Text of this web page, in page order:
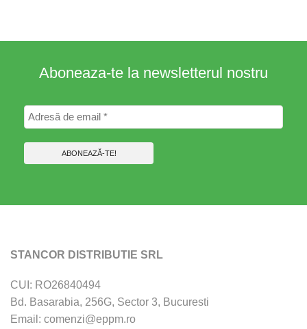
Aboneaza-te la newsletterul nostru
STANCOR DISTRIBUTIE SRL
CUI: RO26840494
Bd. Basarabia, 256G, Sector 3, Bucuresti
Email: comenzi@eppm.ro